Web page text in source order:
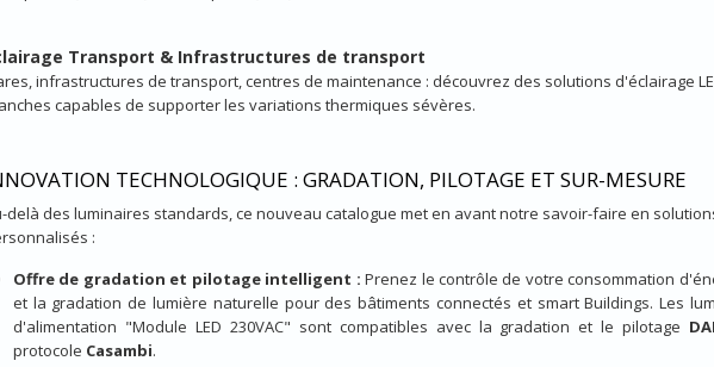
Transport & Infrastructures de transport
infrastructures de transport, centres de maintenance : découvrez des solutions d'éclairage
capables de supporter les variations thermiques sévères.
TECHNOLOGIQUE : GRADATION, PILOTAGE ET SUR-MESURE
delà des luminaires standards, ce nouveau catalogue met en avant notre savoir-faire en
:
Offre de gradation et pilotage intelligent : Prenez le contrôle de votre consommation
et la gradation de lumière naturelle pour des bâtiments connectés et smart Buildings. Les
d'alimentation "Module LED 230VAC" sont compatibles avec la gradation et le pilotage
protocole Casambi.